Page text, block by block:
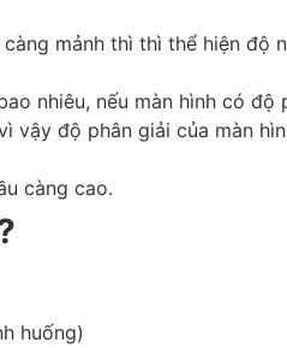
mảnh thì thì thể hiện độ
nhiêu, nếu màn hình có độ
vậy độ phân giải của màn
càng cao.
huống)